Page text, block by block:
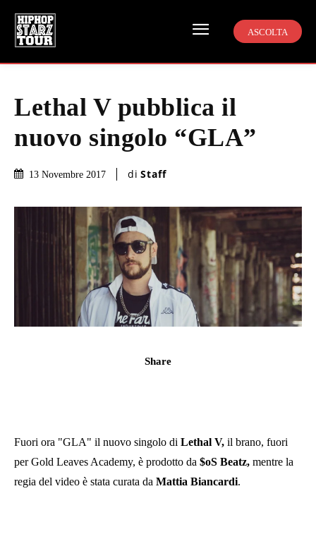
ASCOLTA
Lethal V pubblica il
nuovo singolo “GLA”
13 Novembre 2017 di Staff
Share
Fuori ora "GLA" il nuovo singolo di Lethal V, il brano, fuori
per Gold Leaves Academy, è prodotto da $oS Beatz, mentre la
regia del video è stata curata da Mattia Biancardi.